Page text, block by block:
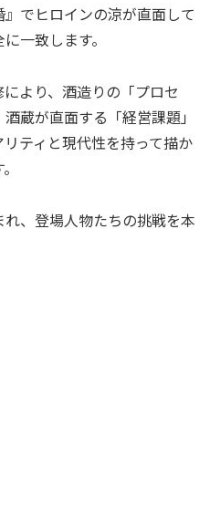
でヒロインの涼が直面して
一致します。
より、酒造りの「プロセ
蔵が直面する「経営課題」
ティと現代性を持って描か
、登場人物たちの挑戦を本